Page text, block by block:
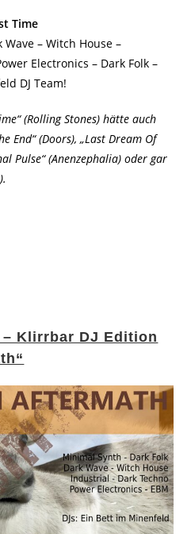
Time
– Witch House –
Electronics – Dark Folk –
DJ Team!
(Rolling Stones) hätte auch
End“ (Doors), „Last Dream Of
Pulse“ (Anenzephalia) oder gar
– Klirrbar DJ Edition